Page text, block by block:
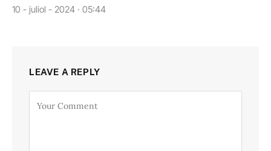
10 - juliol - 2024 · 05:44
LEAVE A REPLY